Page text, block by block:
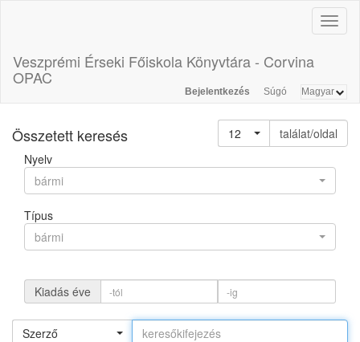
Veszprémi Érseki Főiskola Könyvtára - Corvina
OPAC
Bejelentkezés Súgó
Összetett keresés 12
találat/oldal
Nyelv
bármi
Típus
bármi
Kiadás éve
Szerző